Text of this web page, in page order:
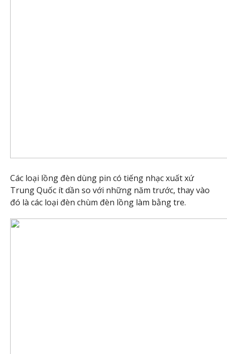
Các loại lồng đèn dùng pin có tiếng nhạc xuất xứ
Trung Quốc ít dần so với những năm trước, thay vào
đó là các loại đèn chùm đèn lồng làm bằng tre.